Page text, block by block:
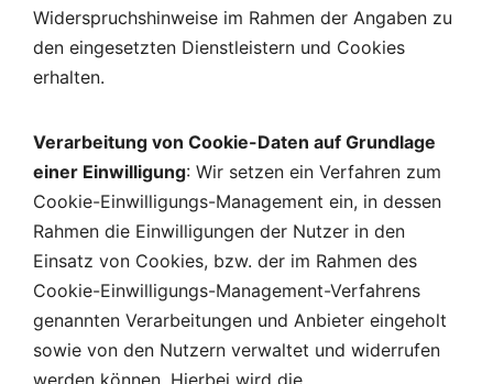
Widerspruchshinweise im Rahmen der Angaben zu
den eingesetzten Dienstleistern und Cookies
erhalten.
Verarbeitung von Cookie-Daten auf Grundlage
einer Einwilligung: Wir setzen ein Verfahren zum
Cookie-Einwilligungs-Management ein, in dessen
Rahmen die Einwilligungen der Nutzer in den
Einsatz von Cookies, bzw. der im Rahmen des
Cookie-Einwilligungs-Management-Verfahrens
genannten Verarbeitungen und Anbieter eingeholt
sowie von den Nutzern verwaltet und widerrufen
werden können. Hierbei wird die